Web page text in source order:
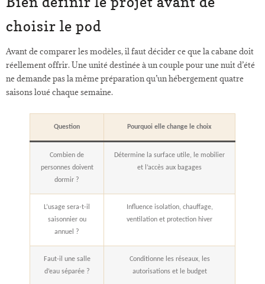
choisir le pod
Avant de comparer les modèles, il faut décider ce que la cabane doit
réellement offrir. Une unité destinée à un couple pour une nuit d’été
ne demande pas la même préparation qu’un hébergement quatre
saisons loué chaque semaine.
Question Pourquoi elle change le choix
Combien de
personnes doivent
dormir ?
Détermine la surface utile, le mobilier
et l’accès aux bagages
L’usage sera-t-il
saisonnier ou
annuel ?
Influence isolation, chauffage,
ventilation et protection hiver
Faut-il une salle
d’eau séparée ?
Conditionne les réseaux, les
autorisations et le budget